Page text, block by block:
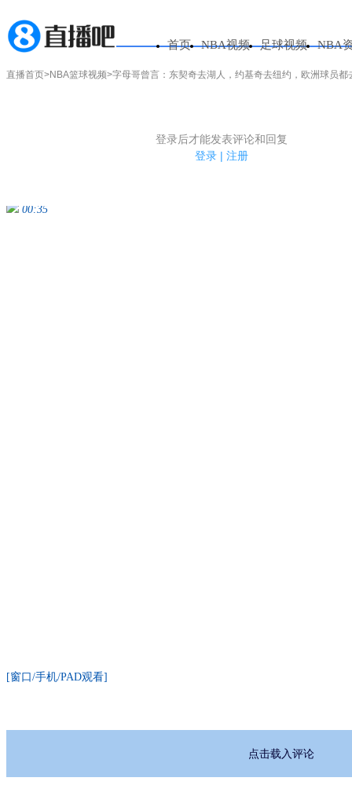
首页 NBA视频 足球视频 NBA
直播首页>NBA篮球视频>字母哥曾言：东契奇去湖人，约基奇去纽约，欧洲球员都
边角料爱将 2026-06-23 12:16:59
00:35
[窗口/手机/PAD观看]
点击载入评论
登录后才能发表评论和回复
登录 | 注册
1.电脑端新用户可以发表评论了！